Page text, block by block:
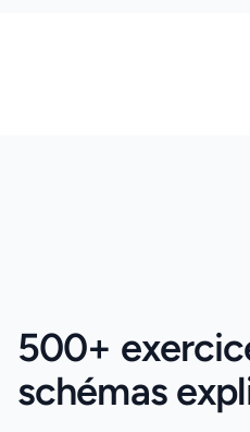
500+
schémas